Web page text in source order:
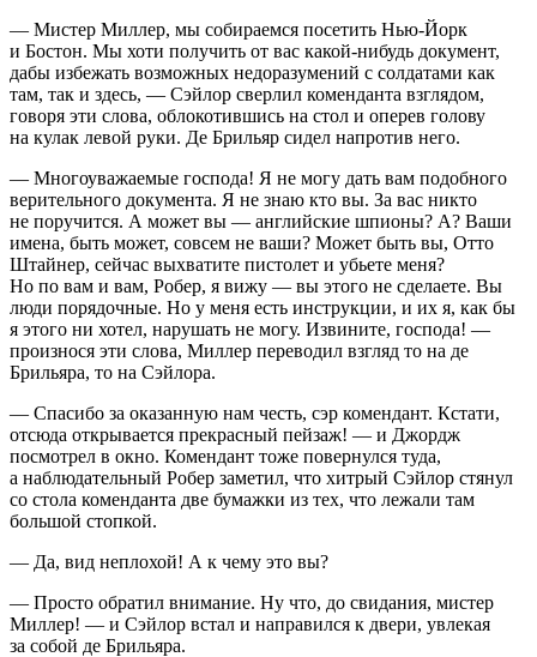
— Мистер Миллер, мы собираемся посетить Нью-Йорк
и Бостон. Мы хоти получить от вас какой-нибудь документ,
дабы избежать возможных недоразумений с солдатами как
там, так и здесь, — Сэйлор сверлил коменданта взглядом,
говоря эти слова, облокотившись на стол и оперев голову
на кулак левой руки. Де Брильяр сидел напротив него.
— Многоуважаемые господа! Я не могу дать вам подобного
верительного документа. Я не знаю кто вы. За вас никто
не поручится. А может вы — английские шпионы? А? Ваши
имена, быть может, совсем не ваши? Может быть вы, Отто
Штайнер, сейчас выхватите пистолет и убьете меня?
Но по вам и вам, Робер, я вижу — вы этого не сделаете. Вы
люди порядочные. Но у меня есть инструкции, и их я, как бы
я этого ни хотел, нарушать не могу. Извините, господа! —
произнося эти слова, Миллер переводил взгляд то на де
Брильяра, то на Сэйлора.
— Спасибо за оказанную нам честь, сэр комендант. Кстати,
отсюда открывается прекрасный пейзаж! — и Джордж
посмотрел в окно. Комендант тоже повернулся туда,
а наблюдательный Робер заметил, что хитрый Сэйлор стянул
со стола коменданта две бумажки из тех, что лежали там
большой стопкой.
— Да, вид неплохой! А к чему это вы?
— Просто обратил внимание. Ну что, до свидания, мистер
Миллер! — и Сэйлор встал и направился к двери, увлекая
за собой де Брильяра.